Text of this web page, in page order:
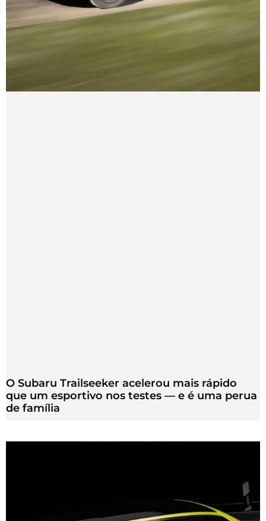
O Subaru Trailseeker acelerou mais rápido
que um esportivo nos testes — e é uma perua
de família